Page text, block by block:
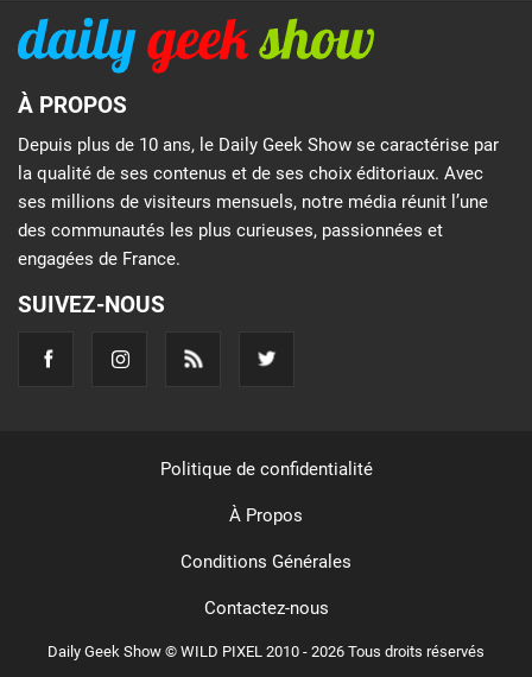
À PROPOS
Depuis plus de 10 ans, le Daily Geek Show se caractérise par
la qualité de ses contenus et de ses choix éditoriaux. Avec
ses millions de visiteurs mensuels, notre média réunit l’une
des communautés les plus curieuses, passionnées et
engagées de France.
SUIVEZ-NOUS
Daily Geek Show © WILD PIXEL 2010 - 2026 Tous droits réservés
Politique de confidentialité
À Propos
Conditions Générales
Contactez-nous